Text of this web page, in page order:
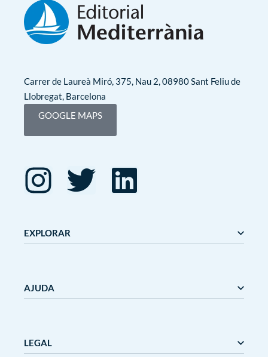
Carrer de Laureà Miró, 375, Nau 2, 08980 Sant Feliu de
Llobregat, Barcelona
GOOGLE MAPS
EXPLORAR
Mediterrània
AJUDA
Terminis i preus de lliurament
LEGAL